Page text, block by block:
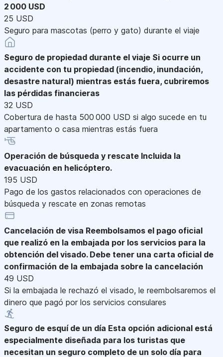
2 000 USD
25 USD
Seguro para mascotas (perro y gato) durante el viaje
Seguro de propiedad durante el viaje Si ocurre un
accidente con tu propiedad (incendio, inundación,
desastre natural) mientras estás fuera, cubriremos
las pérdidas financieras
32 USD
Cobertura de hasta 500 000 USD si algo sucede en tu
apartamento o casa mientras estás fuera
Operación de búsqueda y rescate Incluida la
evacuación en helicóptero.
195 USD
Pago de los gastos relacionados con operaciones de
búsqueda y rescate en zonas remotas
Cancelación de visa Reembolsamos el pago oficial
que realizó en la embajada por los servicios para la
obtención del visado. Debe tener una carta oficial de
confirmación de la embajada sobre la cancelación
49 USD
Si la embajada le rechazó el visado, le reembolsaremos el
dinero que pagó por los servicios consulares
Seguro de esquí de un día Esta opción adicional está
especialmente diseñada para los turistas que
necesitan un seguro completo de un solo día para